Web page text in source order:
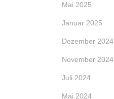
Mai 2025
Januar 2025
Dezember 2024
November 2024
Juli 2024
Mai 2024